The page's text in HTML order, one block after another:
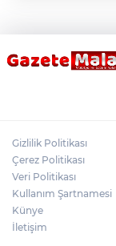
Gizlilik Politikası
Çerez Politikası
Veri Politikası
Kullanım Şartnamesi
Künye
İletişim